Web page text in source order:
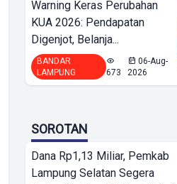
Warning Keras Perubahan
KUA 2026: Pendapatan
Digenjot, Belanja...
BANDAR
LAMPUNG
673
06-Aug-
2026
SOROTAN
Dana Rp1,13 Miliar, Pemkab
Lampung Selatan Segera